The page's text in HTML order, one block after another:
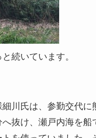
続いています。
川氏は、参勤交代に
抜け、瀬戸内海を船